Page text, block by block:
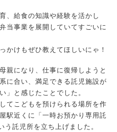
、給食の知識や経験を活かし
当事業を展開していてすごいに
かけもぜひ教えてほしいにゃ！
親になり、仕事に復帰しようと
に合い、満足できる託児施設が
」と感じたことでした。
てこどもを預けられる場所を作
駅近くに「一時お預かり専用託
う託児所を立ち上げました。